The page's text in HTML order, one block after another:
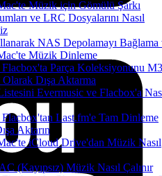
Müzik için Gömülü Şarkı
ve LRC Dosyalarını Nasıl
NAS Depolamayı Bağlama
Müzik Dinleme
Parça Koleksiyonunu
Dışa Aktarma
Evermusic ve Flacbox'a
Last.fm'e Tam Dinleme
Aktarın
iCloud Drive'dan Müzik Nasıl
(Kayıpsız) Müzik Nasıl Çalınır